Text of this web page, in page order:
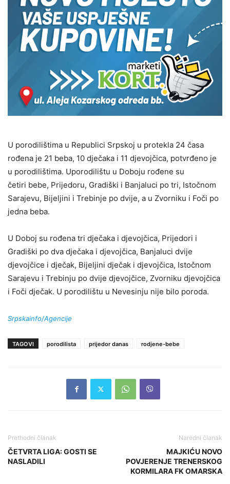
U porodilištima u Republici Srpskoj u protekla 24 časa
rođena je 21 beba, 10 dječaka i 11 djevojčica, potvrđeno je
u porodilištima. Uporodilištu u Doboju rođene su
četiri bebe, Prijedoru, Gradiški i Banjaluci po tri, Istočnom
Sarajevu, Bijeljini i Trebinje po dvije, a u Zvorniku i Foči po
jedna beba.
U Doboj su rođena tri dječaka i djevojčica, Prijedori i
Gradiški po dva dječaka i djevojčica, Banjaluci dvije
djevojčice i dječak, Bijeljini dječak i djevojčica, Istočnom
Sarajevu i Trebinju po dvije djevojčice, Zvorniku djevojčica
i Foči dječak. U porodilištu u Nevesinju nije bilo poroda.
Srpskainfo/Agencije
TAGOVI porodilista prijedor danas rodjene-bebe
Prethodni članak
ČETVRTA LIGA: GOSTI SE
NASLADILI
Naredni članak
MAJKIĆU NOVO
POVJERENJE TRENERSKOG
KORMILARA FK OMARSKA